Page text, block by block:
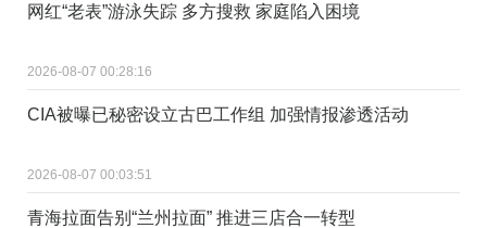
网红“老表”游泳失踪 多方搜救 家庭陷入困境
2026-08-07 00:28:16
CIA被曝已秘密设立古巴工作组 加强情报渗透活动
2026-08-07 00:03:51
青海拉面告别“兰州拉面” 推进三店合一转型